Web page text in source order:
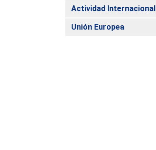
Actividad Internacional
Unión Europea